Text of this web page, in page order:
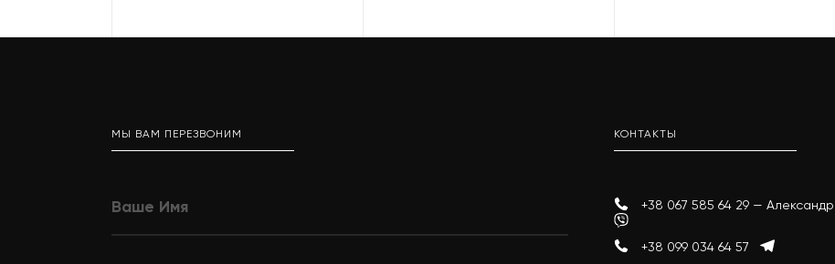
МЫ ВАМ ПЕРЕЗВОНИМ КОНТАКТЫ
+38 067 585 64 29 — Александр
+38 099 034 64 57